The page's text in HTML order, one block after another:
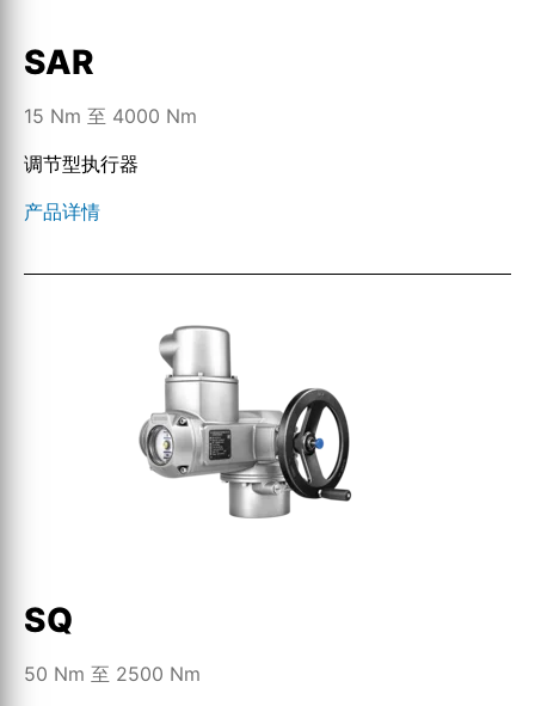
SAR
15 Nm 至 4000 Nm
调节型执行器
产品详情
SQ
50 Nm 至 2500 Nm